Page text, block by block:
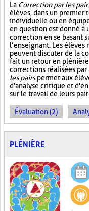
La Correction par les
élèves, dans un premier
individuelle ou en
en question est donné à
correction en se basant
l’enseignant. Les
peuvent discuter de la
fait un retour en
corrections réalisées par
les pairspermet aux
d'analyse critique et
sur le travail de leurs
Évaluation (2)
PLÉNIÈRE